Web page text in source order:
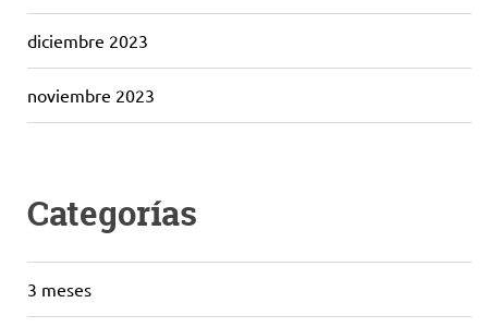
diciembre 2023
noviembre 2023
Categorías
3 meses